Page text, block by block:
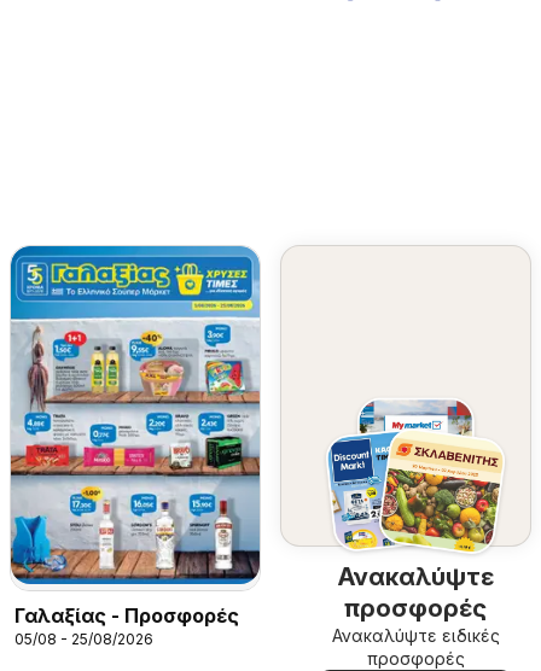
Γαλαξίας - Προσφορές
05/08 - 25/08/2026
Ανακαλύψτε
προσφορές
Ανακαλύψτε ειδικές
προσφορές